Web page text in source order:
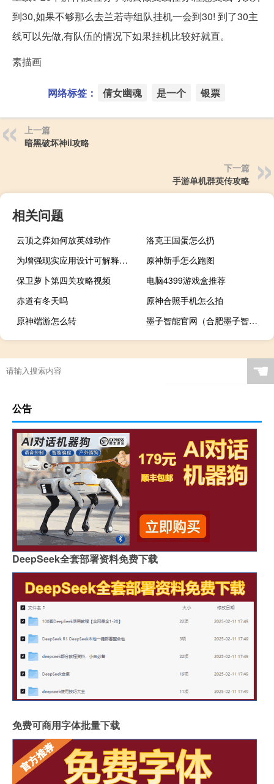
到30,如果不够那么去兰若寺组队挂机一会到30! 到了30主
线可以先做,有队伍的情况下如果挂机比较好就直。
素描画
网络标签： 倩女幽魂 是一个 银票
上一篇
暗黑破坏神ii攻略
下一篇
手游单机群英传攻略
相关问题
云顶之弈如何放英雄动作
洛克王国蛋怎么扔
为增强现实应用设计可解释人工智能的新框架
原神新手怎么跑图
保卫萝卜第四关攻略视频
电脑4399游戏盒推荐
赤道有冬天吗
原神合照手机怎么拍
原神端游怎么转
墨子智能官网（合肥墨子智能装备有限公司简介）
☚
公告
DeepSeek全套部署资料免费下载
免费可商用字体批量下载